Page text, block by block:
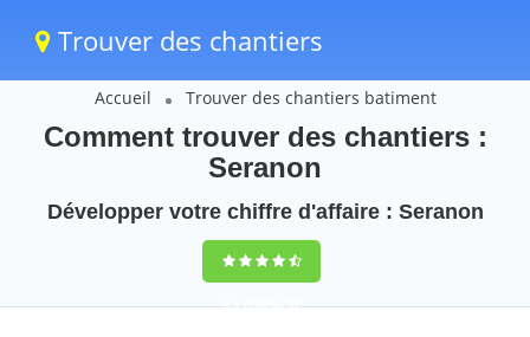
Trouver des chantiers
Accueil Trouver des chantiers batiment
Comment trouver des chantiers :
Seranon
Développer votre chiffre d'affaire : Seranon
9,5(100%)37